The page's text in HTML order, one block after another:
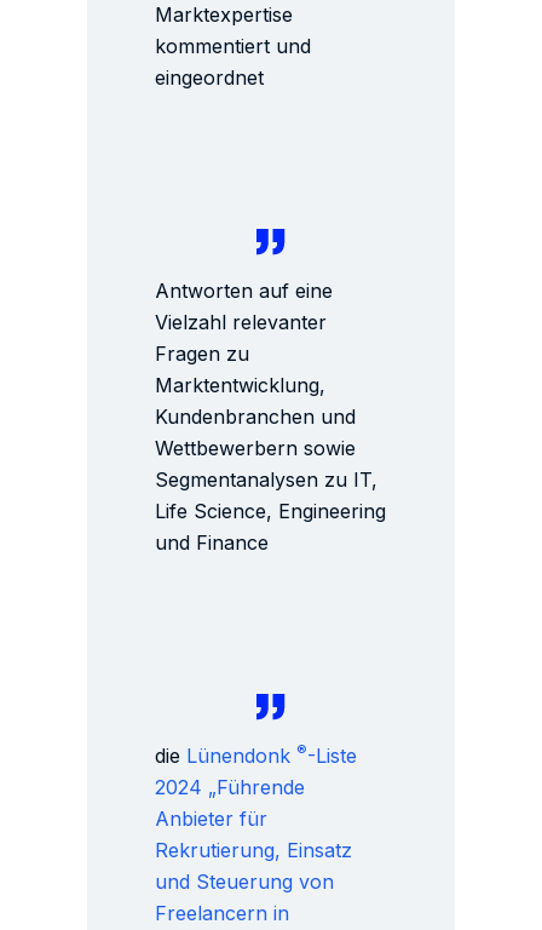
Marktexpertise
kommentiert und
eingeordnet
Antworten auf eine
Vielzahl relevanter
Fragen zu
Marktentwicklung,
Kundenbranchen und
Wettbewerbern sowie
Segmentanalysen zu IT,
Life Science, Engineering
und Finance
die Lünendonk ®-Liste
2024 „Führende
Anbieter für
Rekrutierung, Einsatz
und Steuerung von
Freelancern in